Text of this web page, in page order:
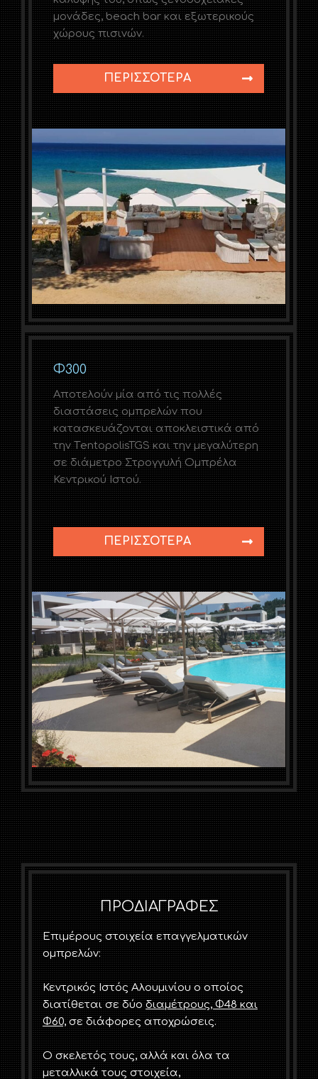
μονάδες, beach bar και εξωτερικούς
χώρους πισινών.
ΠΕΡΙΣΣΌΤΕΡΑ
Φ300
Αποτελούν μία από τις πολλές
διαστάσεις ομπρελών που
κατασκευάζονται αποκλειστικά από
την ΤentopolisTGS και την μεγαλύτερη
σε διάμετρο Στρογγυλή Ομπρέλα
Κεντρικού Ιστού.
ΠΕΡΙΣΣΌΤΕΡΑ
ΠΡΟΔΙΑΓΡΑΦΕΣ
Επιμέρους στοιχεία επαγγελματικών
ομπρελών:
Κεντρικός Ιστός Αλουμινίου ο οποίος
διατίθεται σε δύοδιαμέτρους, Φ48 και
Φ60,σε διάφορες αποχρώσεις.
Ο σκελετός τους, αλλά και όλα τα
μεταλλικά τους στοιχεία,